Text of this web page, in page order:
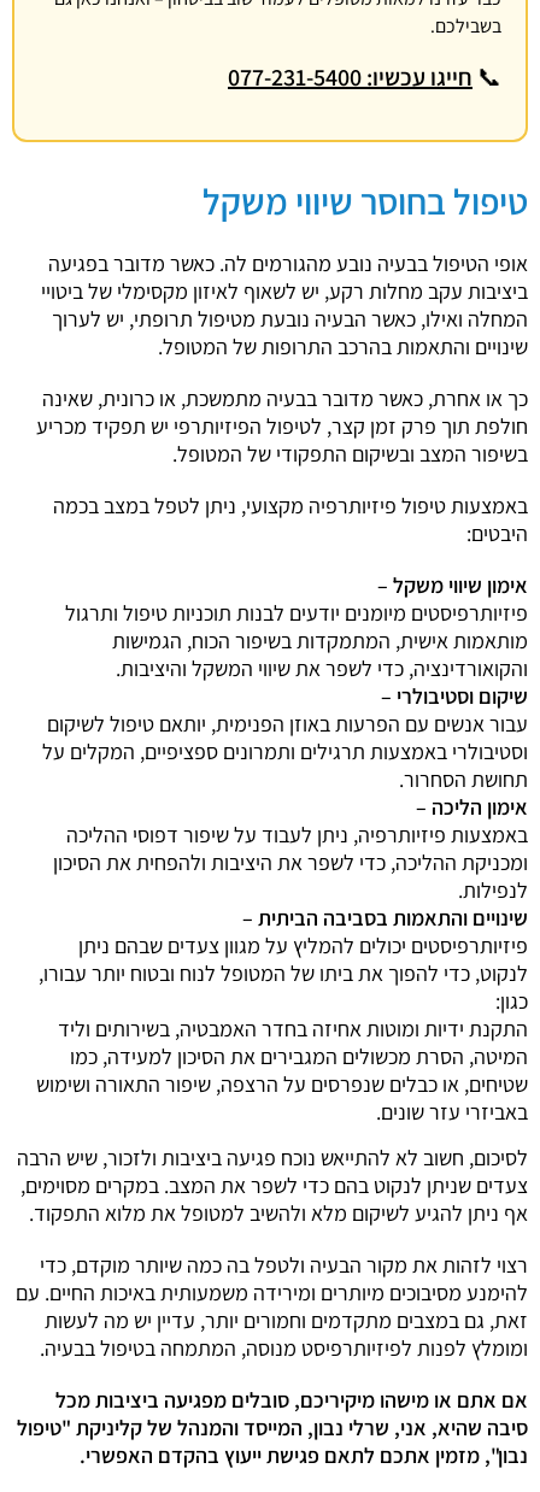
בשבילכם.
📞 חייגו עכשיו: 077-231-5400
טיפול בחוסר שיווי משקל
אופי הטיפול בבעיה נובע מהגורמים לה. כאשר מדובר בפגיעה
ביציבות עקב מחלות רקע, יש לשאוף לאיזון מקסימלי של ביטויי
המחלה ואילו, כאשר הבעיה נובעת מטיפול תרופתי, יש לערוך
שינויים והתאמות בהרכב התרופות של המטופל.
כך או אחרת, כאשר מדובר בבעיה מתמשכת, או כרונית, שאינה
חולפת תוך פרק זמן קצר, לטיפול הפיזיותרפי יש תפקיד מכריע
בשיפור המצב ובשיקום התפקודי של המטופל.
באמצעות טיפול פיזיותרפיה מקצועי, ניתן לטפל במצב בכמה
היבטים:
אימון שיווי משקל –
פיזיותרפיסטים מיומנים יודעים לבנות תוכניות טיפול ותרגול
מותאמות אישית, המתמקדות בשיפור הכוח, הגמישות
והקואורדינציה, כדי לשפר את שיווי המשקל והיציבות.
שיקום וסטיבולרי –
עבור אנשים עם הפרעות באוזן הפנימית, יותאם טיפול לשיקום
וסטיבולרי באמצעות תרגילים ותמרונים ספציפיים, המקלים על
תחושת הסחרור.
אימון הליכה –
באמצעות פיזיותרפיה, ניתן לעבוד על שיפור דפוסי ההליכה
ומכניקת ההליכה, כדי לשפר את היציבות ולהפחית את הסיכון
לנפילות.
שינויים והתאמות בסביבה הביתית –
פיזיותרפיסטים יכולים להמליץ על מגוון צעדים שבהם ניתן
לנקוט, כדי להפוך את ביתו של המטופל לנוח ובטוח יותר עבורו,
כגון:
התקנת ידיות ומוטות אחיזה בחדר האמבטיה, בשירותים וליד
המיטה, הסרת מכשולים המגבירים את הסיכון למעידה, כמו
שטיחים, או כבלים שנפרסים על הרצפה, שיפור התאורה ושימוש
באביזרי עזר שונים.
לסיכום, חשוב לא להתייאש נוכח פגיעה ביציבות ולזכור, שיש הרבה
צעדים שניתן לנקוט בהם כדי לשפר את המצב. במקרים מסוימים,
אף ניתן להגיע לשיקום מלא ולהשיב למטופל את מלוא התפקוד.
רצוי לזהות את מקור הבעיה ולטפל בה כמה שיותר מוקדם, כדי
להימנע מסיבוכים מיותרים ומירידה משמעותית באיכות החיים. עם
זאת, גם במצבים מתקדמים וחמורים יותר, עדיין יש מה לעשות
ומומלץ לפנות לפיזיותרפיסט מנוסה, המתמחה בטיפול בבעיה.
אם אתם או מישהו מיקיריכם, סובלים מפגיעה ביציבות מכל
סיבה שהיא, אני, שרלי נבון, המייסד והמנהל של קליניקת "טיפול
נבון", מזמין אתכם לתאם פגישת ייעוץ בהקדם האפשרי.